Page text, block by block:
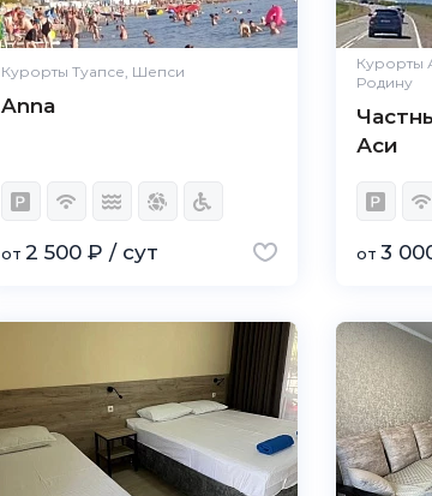
Курорты Туапсе, Шепси
Anna
от 2 500 ₽ / сут
Курорты
Родину
Аси
от 3